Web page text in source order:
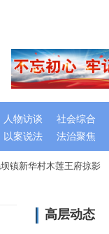
镇新华村木莲王府掠影
以案说法 法治聚焦
人物访谈 社会综合
高层动态